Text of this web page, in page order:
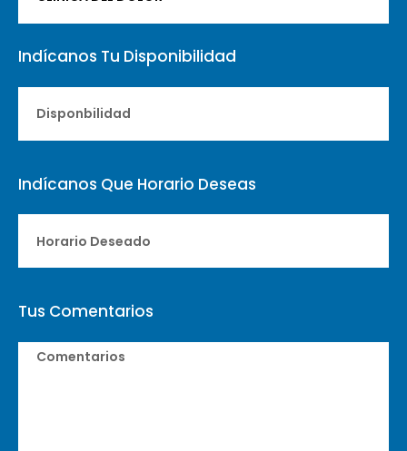
Indícanos Tu Disponibilidad
Indícanos Que Horario Deseas
Tus Comentarios